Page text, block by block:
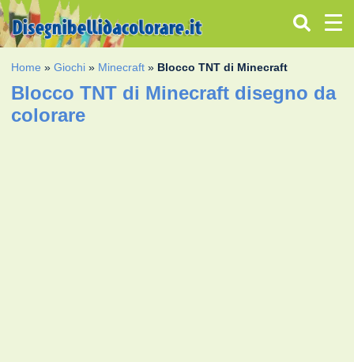
Home »Giochi » Minecraft » Blocco TNT di Minecraft
Blocco TNT di Minecraft disegno da
colorare